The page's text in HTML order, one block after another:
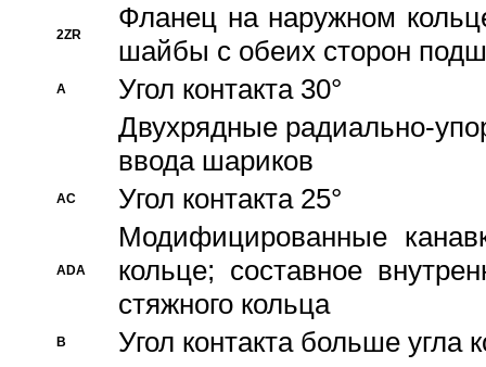
2ZR
Фланец на наружном
шайбы с обеих сторон
A
Угол контакта 30°
Двухрядные радиально-
ввода шариков
AC Угол контакта 25°
ADA
Модифицированные
кольце; составное
стяжного кольца
B Угол контакта больше угла